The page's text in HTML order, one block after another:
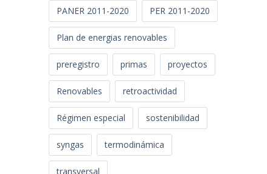
PANER 2011-2020 PER 2011-2020
Plan de energias renovables
preregistro primas proyectos
Renovables retroactividad
Régimen especial sostenibilidad
syngas termodinámica
transversal